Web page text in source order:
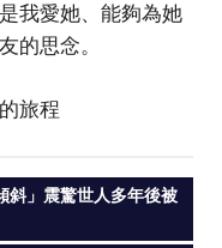
我愛她、能夠為她
的思念。
旅程
斜」震驚世人多年後被